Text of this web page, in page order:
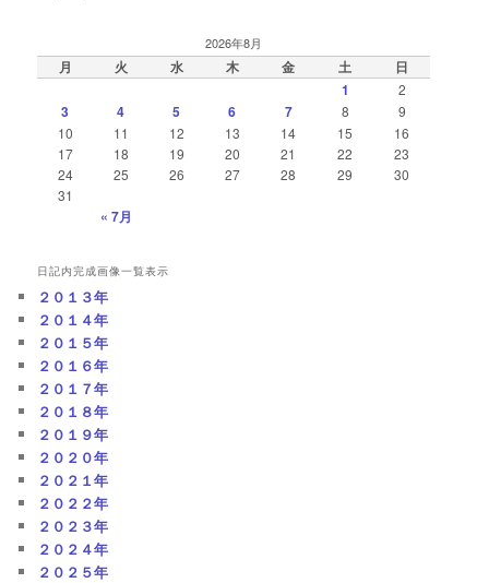
2026年8月
月 火 水 木 金 土
日
1
2
3 4 5 6 7 8
9
10
11 12 13 14 15
16
17
18 19 20 21 22
23
24
25 26 27 28 29
30
31
« 7月
日記内完成画像一覧表示
２０１３年
２０１４年
２０１５年
２０１６年
２０１７年
２０１８年
２０１９年
２０２０年
２０２１年
２０２２年
２０２３年
２０２４年
２０２５年